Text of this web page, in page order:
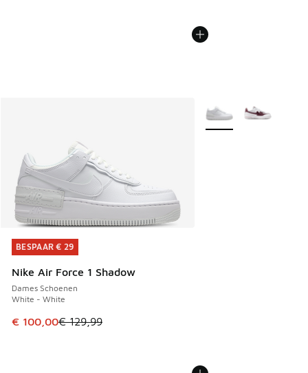
BESPAAR € 29
Nike Air Force 1 Shadow
Dames Schoenen
White - White
Dit artikel is in de uitverkoop. Dit artikel is in de
€ 100,00€ 129,99
BESPAAR € 29
Meer kleuren